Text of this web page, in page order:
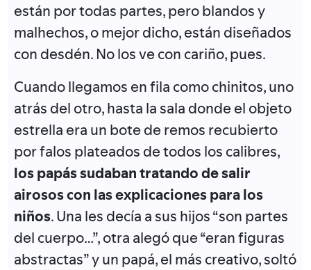
están por todas partes, pero blandos y
malhechos, o mejor dicho, están diseñados
con desdén. No los ve con cariño, pues.
Cuando llegamos en fila como chinitos, uno
atrás del otro, hasta la sala donde el objeto
estrella era un bote de remos recubierto
por falos plateados de todos los calibres,
los papás sudaban tratando de salir
airosos con las explicaciones para los
niños. Una les decía a sus hijos “son partes
del cuerpo…”, otra alegó que “eran figuras
abstractas” y un papá, el más creativo, soltó